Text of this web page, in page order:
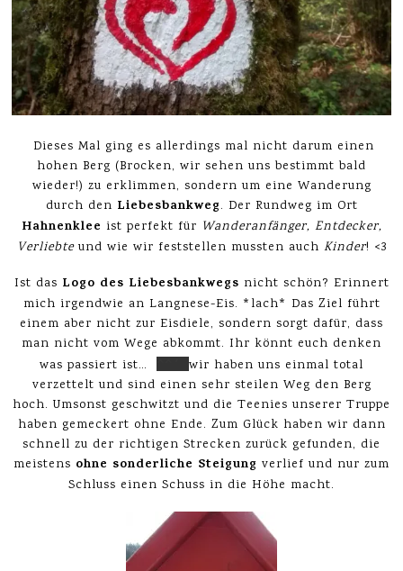
Dieses Mal ging es allerdings mal nicht darum einen
hohen Berg (Brocken, wir sehen uns bestimmt bald
wieder!) zu erklimmen, sondern um eine Wanderung
durch den Liebesbankweg. Der Rundweg im Ort
Hahnenklee ist perfekt für Wanderanfänger, Entdecker,
Verliebteund wie wir feststellen mussten auch Kinder! <3
Ist das Logo des Liebesbankwegs nicht schön? Erinnert
mich irgendwie an Langnese-Eis. *lach* Das Ziel führt
einem aber nicht zur Eisdiele, sondern sorgt dafür, dass
man nicht vom Wege abkommt. Ihr könnt euch denken
was passiert ist…
wir haben uns einmal total
verzettelt und sind einen sehr steilen Weg den Berg
hoch. Umsonst geschwitzt und die Teenies unserer Truppe
haben gemeckert ohne Ende. Zum Glück haben wir dann
schnell zu der richtigen Strecken zurück gefunden, die
meistens ohne sonderliche Steigung verlief und nur zum
Schluss einen Schuss in die Höhe macht.